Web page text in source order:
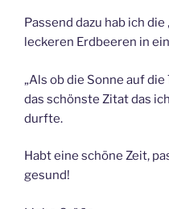
Passend dazu hab ich
leckeren Erdbeeren in
„Als ob die Sonne auf
das schönste Zitat das
durfte.
Habt eine schöne Zeit,
gesund!